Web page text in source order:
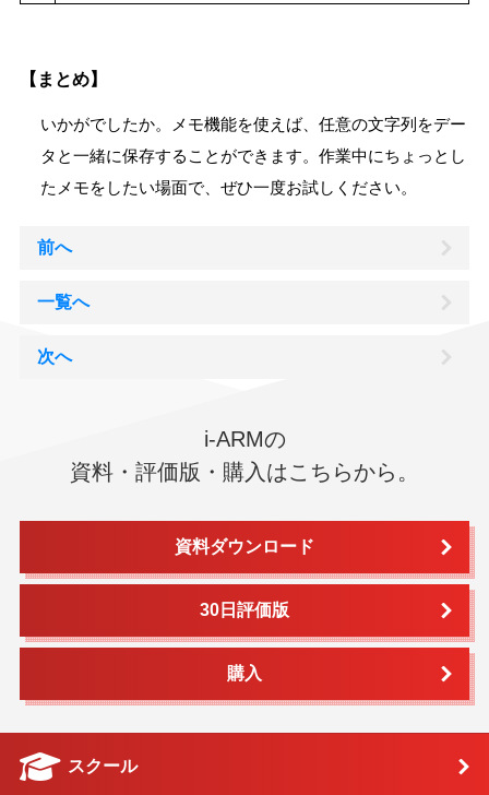
【まとめ】
いかがでしたか。メモ機能を使えば、任意の文字列をデー
タと一緒に保存することができます。作業中にちょっとし
たメモをしたい場面で、ぜひ一度お試しください。
前へ
一覧へ
次へ
i-ARMの
資料・評価版・購入はこちらから。
資料ダウンロード
30日評価版
購入
スクール